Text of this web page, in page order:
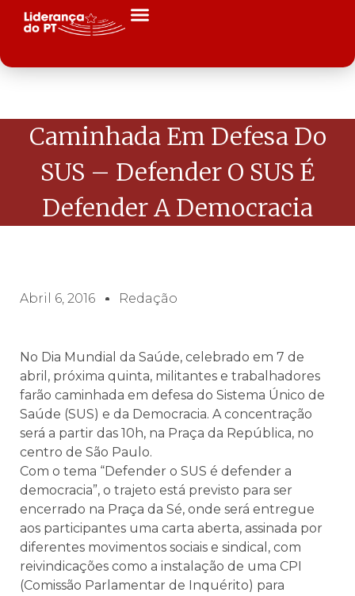
Caminhada Em Defesa Do
SUS – Defender O SUS É
Defender A Democracia
Abril 6, 2016 Redação
No Dia Mundial da Saúde, celebrado em 7 de
abril, próxima quinta, militantes e trabalhadores
farão caminhada em defesa do Sistema Único de
Saúde (SUS) e da Democracia. A concentração
será a partir das 10h, na Praça da República, no
centro de São Paulo.
Com o tema “Defender o SUS é defender a
democracia”, o trajeto está previsto para ser
encerrado na Praça da Sé, onde será entregue
aos participantes uma carta aberta, assinada por
diferentes movimentos sociais e sindical, com
reivindicações como a instalação de uma CPI
(Comissão Parlamentar de Inquérito) para